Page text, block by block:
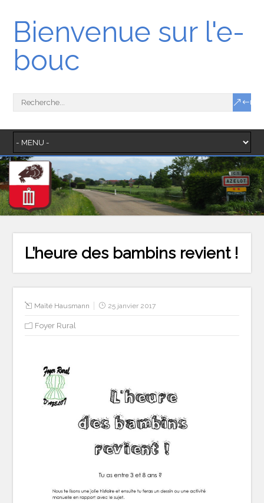
Bienvenue sur l'e-
bouc
L’heure des bambins revient !
Maïté Hausmann 25 janvier 2017
Foyer Rural